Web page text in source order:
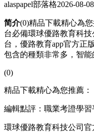
alaspapel部落格2026-08-
简介(0)精品下載精心為
台必備環球優路教育科
台，優路教育app官方正
包含的種類非常多，智
(0)
精品下載精心為您推薦：
編輯點評：職業考證學習
環球優路教育科技公司